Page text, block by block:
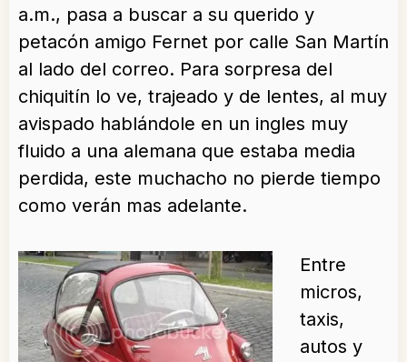
a.m., pasa a buscar a su querido y
petacón amigo Fernet por calle San Martín
al lado del correo. Para sorpresa del
chiquitín lo ve, trajeado y de lentes, al muy
avispado hablándole en un ingles muy
fluido a una alemana que estaba media
perdida, este muchacho no pierde tiempo
como verán mas adelante.
Entre
micros,
taxis,
autos y